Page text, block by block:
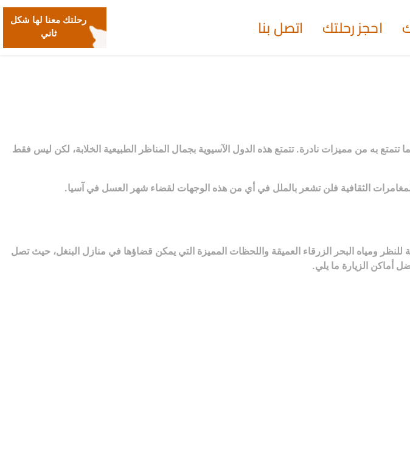
احجز رحلتك اتصل بنا
رحلتك معنا لها شكل
ثاني
به من مميزات نادرة. تتمتع هذه الدول الآسيوية بجمال المناظر الطبيعية الخلابة، لكن ليس فقط
الثقافية فلن تشعر بالملل في أي من هذه الوجهات لقضاء شهر العسل في آسيا.
ومياه البحر الزرقاء العميقة واللحظات المميزة التي يمكن قضاؤها في منازل البنغل، حيث تصل
أماكن الزيارة ما يلي.